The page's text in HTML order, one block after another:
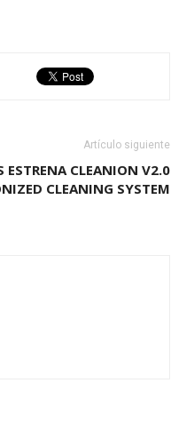
Artículo siguiente
ESTRENA CLEANION V2.0
CLEANING SYSTEM